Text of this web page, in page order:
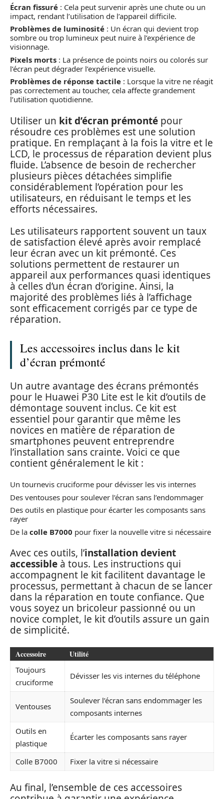
Écran fissuré : Cela peut survenir après une chute ou un
impact, rendant l’utilisation de l’appareil difficile.
Problèmes de luminosité : Un écran qui devient trop
sombre ou trop lumineux peut nuire à l’expérience de
visionnage.
Pixels morts : La présence de points noirs ou colorés sur
l’écran peut dégrader l’expérience visuelle.
Problèmes de réponse tactile : Lorsque la vitre ne réagit
pas correctement au toucher, cela affecte grandement
l’utilisation quotidienne.
Utiliser un kit d’écran prémonté pour
résoudre ces problèmes est une solution
pratique. En remplaçant à la fois la vitre et le
LCD, le processus de réparation devient plus
fluide. L’absence de besoin de rechercher
plusieurs pièces détachées simplifie
considérablement l’opération pour les
utilisateurs, en réduisant le temps et les
efforts nécessaires.
Les utilisateurs rapportent souvent un taux
de satisfaction élevé après avoir remplacé
leur écran avec un kit prémonté. Ces
solutions permettent de restaurer un
appareil aux performances quasi identiques
à celles d’un écran d’origine. Ainsi, la
majorité des problèmes liés à l’affichage
sont efficacement corrigés par ce type de
réparation.
Les accessoires inclus dans le kit
d’écran prémonté
Un autre avantage des écrans prémontés
pour le Huawei P30 Lite est le kit d’outils de
démontage souvent inclus. Ce kit est
essentiel pour garantir que même les
novices en matière de réparation de
smartphones peuvent entreprendre
l’installation sans crainte. Voici ce que
contient généralement le kit :
Un tournevis cruciforme pour dévisser les vis internes
Des ventouses pour soulever l’écran sans l’endommager
Des outils en plastique pour écarter les composants sans
rayer
De la colle B7000 pour fixer la nouvelle vitre si nécessaire
Avec ces outils, l’installation devient
accessible à tous. Les instructions qui
accompagnent le kit facilitent davantage le
processus, permettant à chacun de se lancer
dans la réparation en toute confiance. Que
vous soyez un bricoleur passionné ou un
novice complet, le kit d’outils assure un gain
de simplicité.
Accessoire Utilité
Toujours
cruciforme
Dévisser les vis internes du téléphone
Ventouses
Soulever l’écran sans endommager les
composants internes
Outils en
plastique
Écarter les composants sans rayer
Colle B7000 Fixer la vitre si nécessaire
Au final, l’ensemble de ces accessoires